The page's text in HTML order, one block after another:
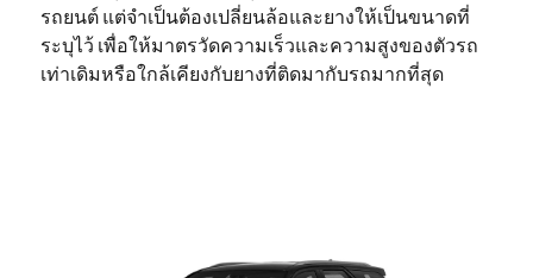
รถยนต์ แต่จำเป็นต้องเปลี่ยนล้อและยางให้เป็นขนาดที่
ระบุไว้ เพื่อให้มาตรวัดความเร็วและความสูงของตัวรถ
เท่าเดิมหรือใกล้เคียงกับยางที่ติดมากับรถมากที่สุด